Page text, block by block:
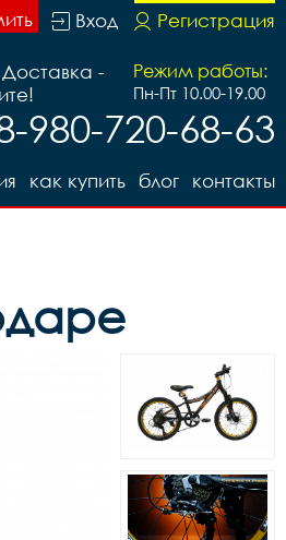
Регистрация
Вход
Режим работы:
Пн-Пт 10.00-19.00
-
980-720-68-63
контакты
блог
как купить